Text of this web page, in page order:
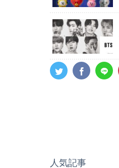
人気記事